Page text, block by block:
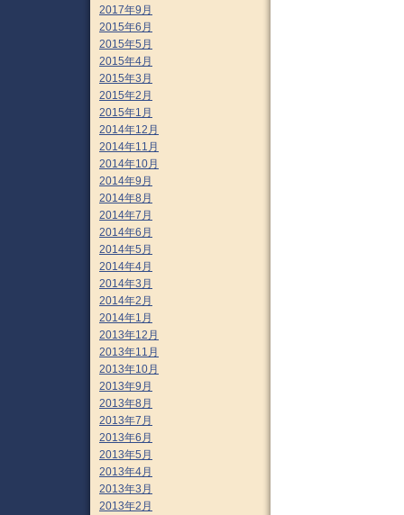
2017年9月
2015年6月
2015年5月
2015年4月
2015年3月
2015年2月
2015年1月
2014年12月
2014年11月
2014年10月
2014年9月
2014年8月
2014年7月
2014年6月
2014年5月
2014年4月
2014年3月
2014年2月
2014年1月
2013年12月
2013年11月
2013年10月
2013年9月
2013年8月
2013年7月
2013年6月
2013年5月
2013年4月
2013年3月
2013年2月